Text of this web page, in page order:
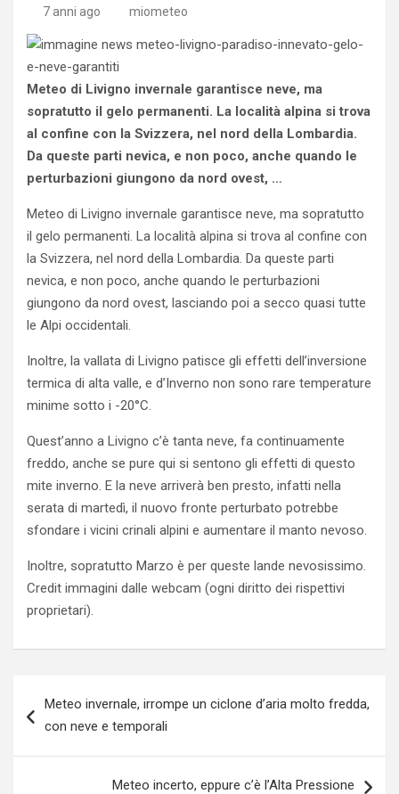
7 anni ago miometeo
Meteo di Livigno invernale garantisce neve, ma
sopratutto il gelo permanenti. La località alpina si trova
al confine con la Svizzera, nel nord della Lombardia.
Da queste parti nevica, e non poco, anche quando le
perturbazioni giungono da nord ovest, …
Meteo di Livigno invernale garantisce neve, ma sopratutto
il gelo permanenti. La località alpina si trova al confine con
la Svizzera, nel nord della Lombardia. Da queste parti
nevica, e non poco, anche quando le perturbazioni
giungono da nord ovest, lasciando poi a secco quasi tutte
le Alpi occidentali.
Inoltre, la vallata di Livigno patisce gli effetti dell’inversione
termica di alta valle, e d’Inverno non sono rare temperature
minime sotto i -20°C.
Quest’anno a Livigno c’è tanta neve, fa continuamente
freddo, anche se pure qui si sentono gli effetti di questo
mite inverno. E la neve arriverà ben presto, infatti nella
serata di martedì, il nuovo fronte perturbato potrebbe
sfondare i vicini crinali alpini e aumentare il manto nevoso.
Inoltre, sopratutto Marzo è per queste lande nevosissimo.
Credit immagini dalle webcam (ogni diritto dei rispettivi
proprietari).
articoli
Meteo invernale, irrompe un ciclone d’aria molto fredda,
con neve e temporali
Meteo incerto, eppure c’è l’Alta Pressione